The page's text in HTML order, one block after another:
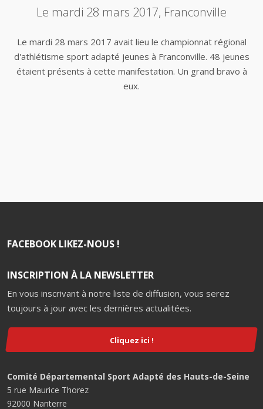
Le mardi 28 mars 2017, Franconville
Le mardi 28 mars 2017 avait lieu le championnat régional
d'athlétisme sport adapté jeunes à Franconville. 48 jeunes
étaient présents à cette manifestation. Un grand bravo à
eux.
FACEBOOK LIKEZ-NOUS !
INSCRIPTION À LA NEWSLETTER
En vous inscrivant à notre liste de diffusion, vous serez
toujours à jour avec les dernières actualitées.
Cliquez ici !
Comité Départemental Sport Adapté des Hauts-de-Seine
5 rue Maurice Thorez
92000 Nanterre